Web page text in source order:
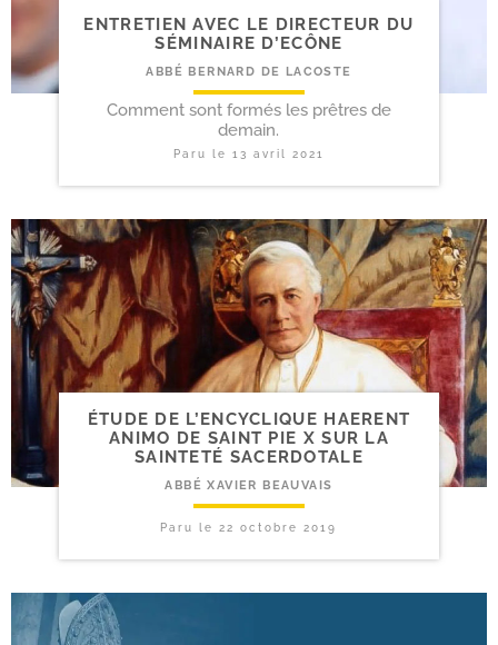
ENTRETIEN AVEC LE DIRECTEUR DU
SÉMINAIRE D’ECÔNE
ABBÉ BERNARD DE LACOSTE
Comment sont formés les prêtres de
demain.
Paru le 13 avril 2021
ÉTUDE DE L’ENCYCLIQUE HAERENT
ANIMO DE SAINT PIE X SUR LA
SAINTETÉ SACERDOTALE
ABBÉ XAVIER BEAUVAIS
Paru le22 octobre 2019